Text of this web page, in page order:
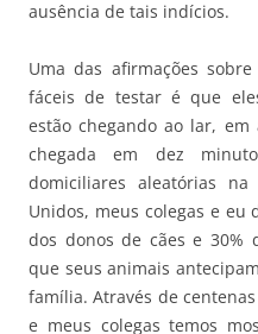
ausência de tais indícios.
Uma das afirmações
fáceis de testar é que
estão chegando ao lar, em
chegada em dez
domiciliares aleatórias
Unidos, meus colegas e eu
dos donos de cães e 30%
que seus animais
família. Através de
e meus colegas temos